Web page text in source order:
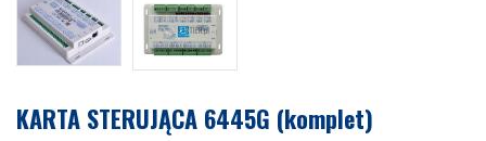
KARTA STERUJĄCA 6445G (komplet)